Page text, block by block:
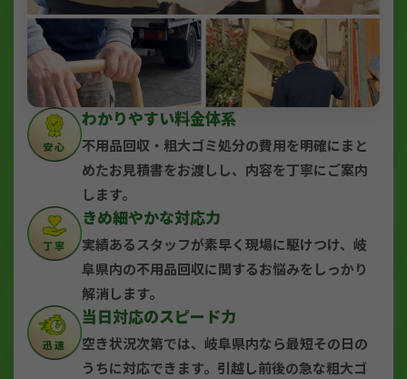
安心
わかりやすい料金体系
不用品回収・粗大ゴミ処分の費用を明確にまと
めたお見積書をお渡しし、内容を丁寧にご案内
します。
丁寧
きめ細やかな対応力
実績あるスタッフが素早く現場に駆けつけ、岐
阜県内の不用品回収に関するお悩みをしっかり
解消します。
迅速
当日対応のスピード力
空き状況次第では、岐阜県内なら最短その日の
うちに対応できます。引越し前後の急な粗大ゴ